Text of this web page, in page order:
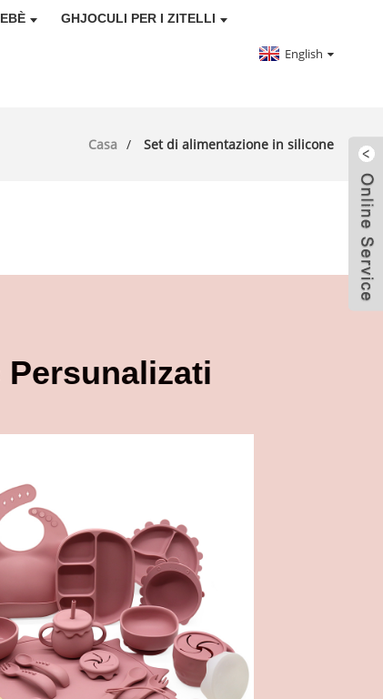
GHJOCULI PER I ZITELLI
English
Casa Set di alimentazione in silicone